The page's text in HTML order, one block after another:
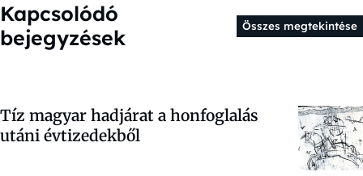
Kapcsolódó
bejegyzések
Összes megtekintése
Tíz magyar hadjárat a honfoglalás
utáni évtizedekből